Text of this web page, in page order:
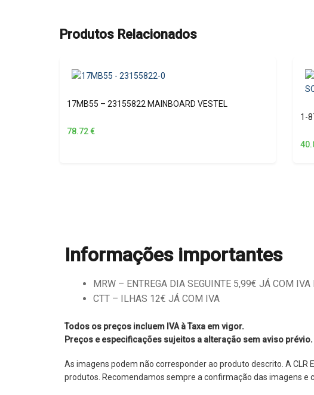
Produtos Relacionados
17MB55 – 23155822 MAINBOARD VESTEL
78.72€
1-
Informações importantes
MRW – ENTREGA DIA SEGUINTE 5,99€ JÁ COM
CTT – ILHAS 12€ JÁ COM IVA
Todos os preços incluem IVA à Taxa em vigor.
Preços e especificações sujeitos a alteração sem aviso prévio.
As imagens podem não corresponder ao produto descrito. A
produtos. Recomendamos sempre a confirmação das imagens e